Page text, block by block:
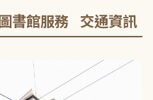
書館服務 交通資訊